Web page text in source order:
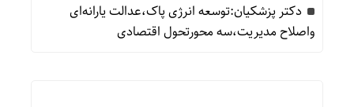
دکتر پزشکیان:توسعه انرژی پاک،عدالت یارانه‌ای
واصلاح مدیریت،سه محورتحول اقتصادی